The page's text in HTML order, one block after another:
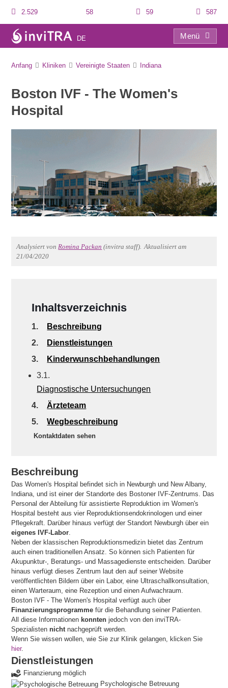
2.529 58 59 587
DE
Menü
Anfang Kliniken Vereinigte Staaten Indiana
Boston IVF - The Women's
Hospital
Analysiert vonRomina Packan (invitra staff). Aktualisiert am
21/04/2020
Inhaltsverzeichnis
1.
Beschreibung
2.
Dienstleistungen
3.
Kinderwunschbehandlungen
3.1.
Diagnostische Untersuchungen
4.
Ärzteteam
5.
Wegbeschreibung
Kontaktdaten sehen
Beschreibung
Das Women's Hospital befindet sich in Newburgh und New Albany,
Indiana, und ist einer der Standorte des Bostoner IVF-Zentrums. Das
Personal der Abteilung für assistierte Reproduktion im Women's
Hospital besteht aus vier Reproduktionsendokrinologen und einer
Pflegekraft. Darüber hinaus verfügt der Standort Newburgh über ein
eigenes IVF-Labor.
Neben der klassischen Reproduktionsmedizin bietet das Zentrum
auch einen traditionellen Ansatz. So können sich Patienten für
Akupunktur-, Beratungs- und Massagedienste entscheiden. Darüber
hinaus verfügt dieses Zentrum laut den auf seiner Website
veröffentlichten Bildern über ein Labor, eine Ultraschallkonsultation,
einen Warteraum, eine Rezeption und einen Aufwachraum.
Boston IVF - The Women's Hospital verfügt auch über
Finanzierungsprogramme für die Behandlung seiner Patienten.
All diese Informationen konntenjedoch von den inviTRA-
Spezialistennichtnachgeprüft werden.
Wenn Sie wissen wollen, wie Sie zur Klinik gelangen, klicken Sie
hier.
Dienstleistungen
Finanzierung möglich
Psychologische Betreuung